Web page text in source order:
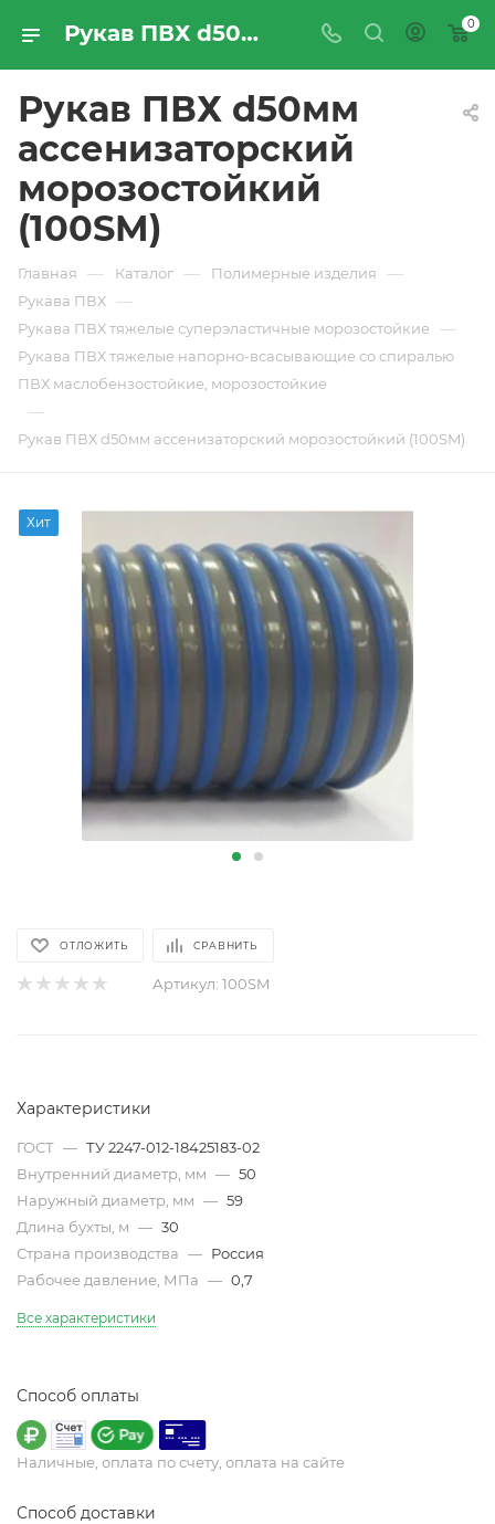
Рукав ПВХ d50мм ассенизаторский морозостойкий (100SM) - купить по цене производителя с доставкой по Москве и России | ПРОМРЕСУРССЕРВИС 0
Рукав ПВХ d50мм
ассенизаторский
морозостойкий
(100SM)
Главная — Каталог — Полимерные изделия —
Рукава ПВХ —
Рукава ПВХ тяжелые суперэластичные морозостойкие —
Рукава ПВХ тяжелые напорно-всасывающие со спиралью
ПВХ маслобензостойкие, морозостойкие
—
Рукав ПВХ d50мм ассенизаторский морозостойкий (100SM)
Хит
ОТЛОЖИТЬ СРАВНИТЬ
Артикул: 100SM
Характеристики
ГОСТ — ТУ 2247-012-18425183-02
Внутренний диаметр, мм — 50
Наружный диаметр, мм — 59
Длина бухты, м — 30
Страна производства — Россия
Рабочее давление, МПа — 0,7
Все характеристики
Способ оплаты
Наличные, оплата по счету, оплата на сайте
Способ доставки